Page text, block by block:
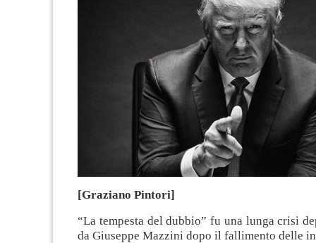
[Graziano Pintori]
“La tempesta del dubbio” fu una lunga crisi
da Giuseppe Mazzini dopo il fallimento delle